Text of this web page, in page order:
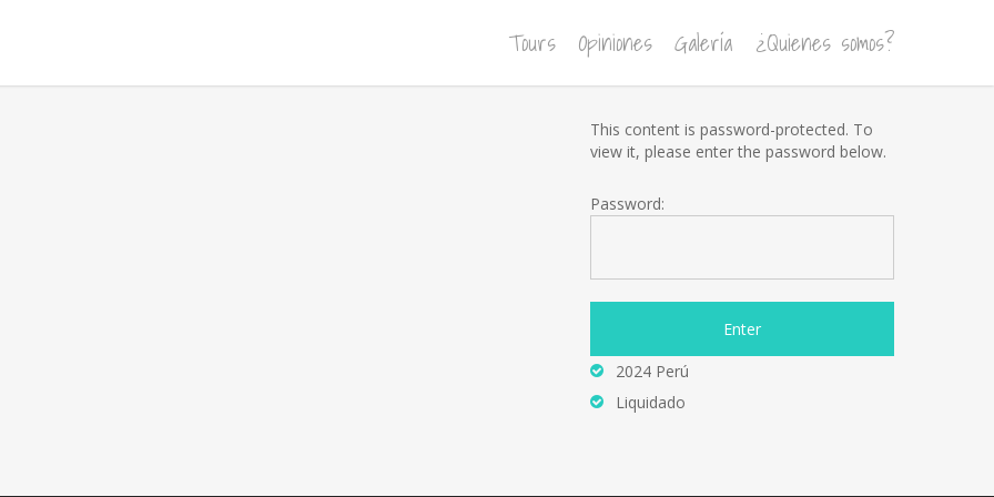
Tours Opiniones Galería ¿Quienes somos?
This content is password-protected. To
view it, please enter the password below.
Password:
2024 Perú
Liquidado